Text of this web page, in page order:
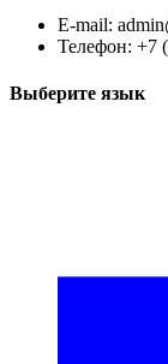
E-mail:
Телефон: +7
Выберите язык